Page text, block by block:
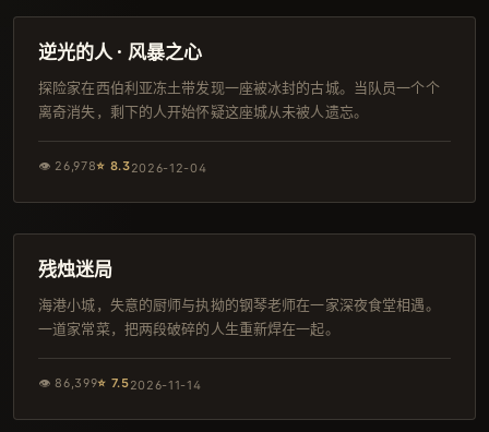
韩剧
逆光的人 · 风暴之心
探险家在西伯利亚冻土带发现一座被冰封的古城。当队员一个个
离奇消失，剩下的人开始怀疑这座城从未被人遗忘。
👁 26,978⭐ 8.32026-12-04
韩剧
残烛迷局
海港小城，失意的厨师与执拗的钢琴老师在一家深夜食堂相遇。
一道家常菜，把两段破碎的人生重新焊在一起。
👁 86,399⭐ 7.52026-11-14